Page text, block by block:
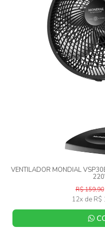
VENTILADOR MONDIAL
R$ 159,90
12x de R$